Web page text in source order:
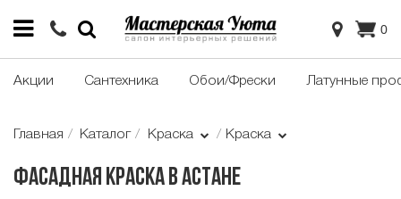
0
Акции Сантехника Обои/Фрески Латунные
Главная Каталог Краска Краска
Фасадная краска в Астане